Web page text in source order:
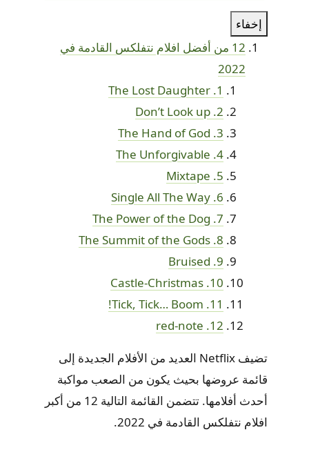
إخفاء
12 من أفضل افلام نتفلكس القادمة في
2022
1. The Lost Daughter
2. Don’t Look up
3. The Hand of God
4. The Unforgivable
5. Mixtape
6. Single All The Way
7. The Power of the Dog
8. The Summit of the Gods
9. Bruised
10. Castle-Christmas
11. Tick, Tick… Boom!
12. red-note
تضيف Netflix العديد من الأفلام الجديدة إلى
قائمة عروضها بحيث يكون من الصعب مواكبة
أحدث أفلامها. تتضمن القائمة التالية 12 من أكبر
افلام نتفلكس القادمة في 2022.